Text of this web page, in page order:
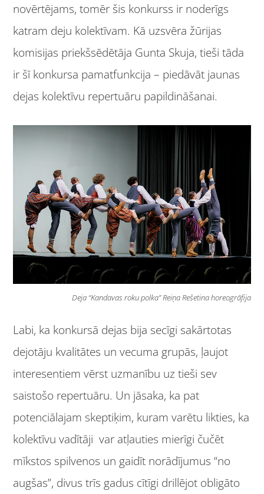
novērtējams, tomēr šis konkurss ir noderīgs
katram deju kolektīvam. Kā uzsvēra žūrijas
komisijas priekšsēdētāja Gunta Skuja, tieši tāda
ir šī konkursa pamatfunkcija – piedāvāt jaunas
dejas kolektīvu repertuāru papildināšanai.
Deja “Kandavas roku polka” Reiņa Rešetina horeogrāfija
Labi, ka konkursā dejas bija secīgi sakārtotas
dejotāju kvalitātes un vecuma grupās, ļaujot
interesentiem vērst uzmanību uz tieši sev
saistošo repertuāru. Un jāsaka, ka pat
potenciālajam skeptiķim, kuram varētu likties, ka
kolektīvu vadītāji var atļauties mierīgi čučēt
mīkstos spilvenos un gaidīt norādījumus “no
augšas”, divus trīs gadus cītīgi drillējot obligāto